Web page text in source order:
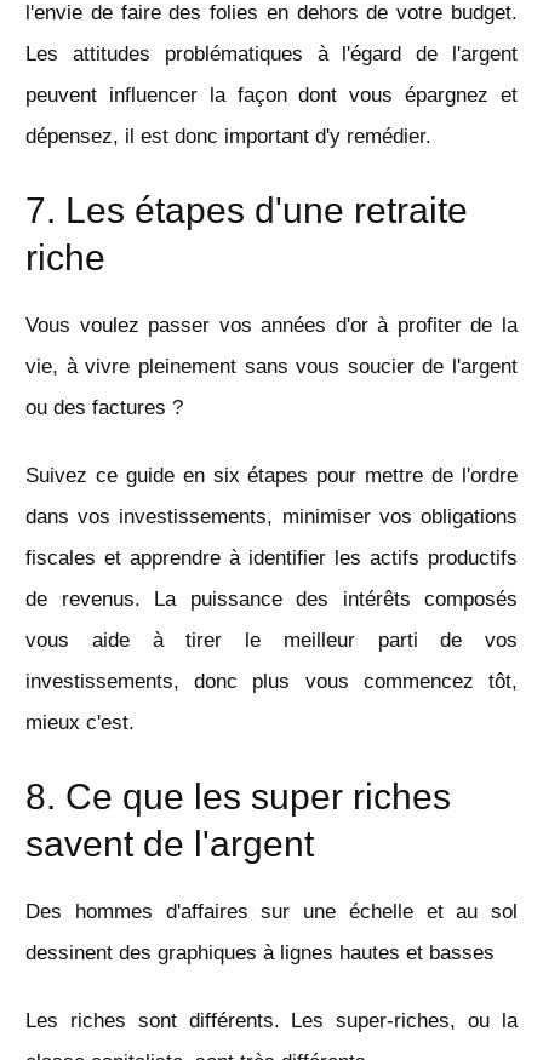
l'envie de faire des folies en dehors de votre budget.
Les attitudes problématiques à l'égard de l'argent
peuvent influencer la façon dont vous épargnez et
dépensez, il est donc important d'y remédier.
7. Les étapes d'une retraite
riche
Vous voulez passer vos années d'or à profiter de la
vie, à vivre pleinement sans vous soucier de l'argent
ou des factures ?
Suivez ce guide en six étapes pour mettre de l'ordre
dans vos investissements, minimiser vos obligations
fiscales et apprendre à identifier les actifs productifs
de revenus. La puissance des intérêts composés
vous aide à tirer le meilleur parti de vos
investissements, donc plus vous commencez tôt,
mieux c'est.
8. Ce que les super riches
savent de l'argent
Des hommes d'affaires sur une échelle et au sol
dessinent des graphiques à lignes hautes et basses
Les riches sont différents. Les super-riches, ou la